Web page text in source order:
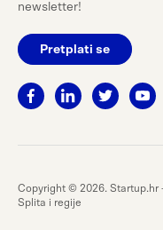
newsletter!
Pretplati se
Copyright © 2026. Startup.hr
Splita i regije